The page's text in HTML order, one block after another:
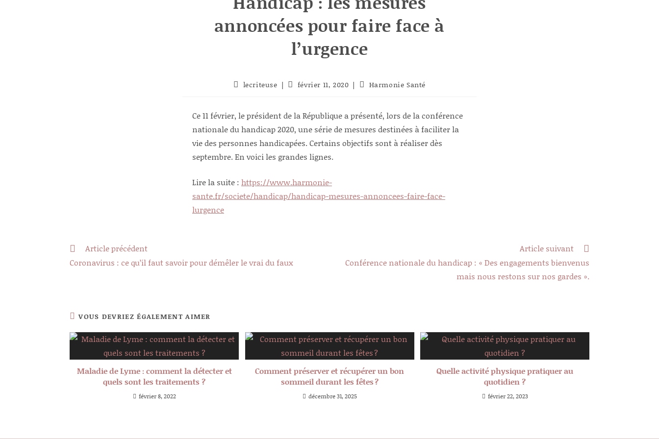
annoncées pour faire face à
l’urgence
Auteur/autrice
publication :
lecriteuse
Publication
février 11, 2020
PostHarmonie Santé
Ce 11 février, le président de la République a présenté, lors de la conférence
nationale du handicap 2020, une série de mesures destinées à faciliter la
vie des personnes handicapées. Certains objectifs sont à réaliser dès
septembre. En voici les grandes lignes.
Lire la suite : https://www.harmonie-
sante.fr/societe/handicap/handicap-mesures-annoncees-faire-face-
lurgence
Read
articles
Article précédent
Coronavirus : ce qu’il faut savoir pour démêler le vrai du faux
Article suivant
Conférence nationale du handicap : « Des engagements bienvenus
mais nous restons sur nos gardes ».
VOUS DEVRIEZ ÉGALEMENT AIMER
Maladie de Lyme : comment la détecter et
quels sont les traitements ?
février 8, 2022
Comment préserver et récupérer un bon
sommeil durant les fêtes ?
décembre 31, 2025
Quelle activité physique pratiquer au
quotidien ?
février 22, 2023